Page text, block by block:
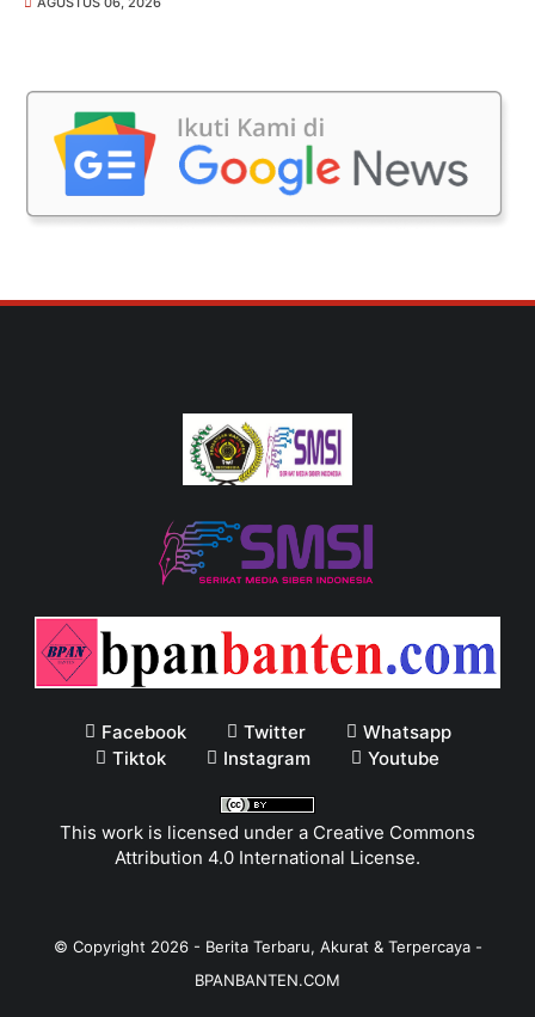
Facebook Twitter
Whatsapp
Tiktok
Instagram Youtube
This work is licensed under a Creative Commons
Attribution 4.0 International License.
© Copyright 2026- Berita Terbaru, Akurat & Terpercaya -
BPANBANTEN.COM